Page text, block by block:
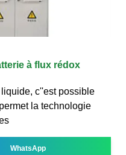
à flux rédox
c''est possible
la technologie
WhatsApp